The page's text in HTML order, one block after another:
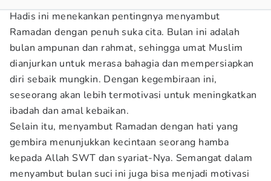
Hadis ini menekankan pentingnya menyambut
Ramadan dengan penuh suka cita. Bulan ini adalah
bulan ampunan dan rahmat, sehingga umat Muslim
dianjurkan untuk merasa bahagia dan mempersiapkan
diri sebaik mungkin. Dengan kegembiraan ini,
seseorang akan lebih termotivasi untuk meningkatkan
ibadah dan amal kebaikan.
Selain itu, menyambut Ramadan dengan hati yang
gembira menunjukkan kecintaan seorang hamba
kepada Allah SWT dan syariat-Nya. Semangat dalam
menyambut bulan suci ini juga bisa menjadi motivasi